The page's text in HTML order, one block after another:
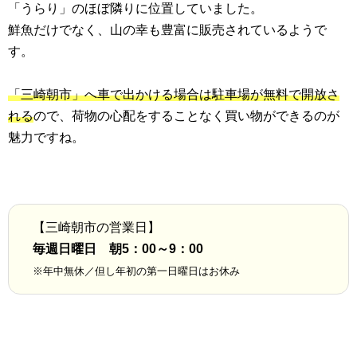
「うらり」のほぼ隣りに位置していました。
鮮魚だけでなく、山の幸も豊富に販売されているようで
す。
「三崎朝市」へ車で出かける場合は駐車場が無料で開放さ
れるので、荷物の心配をすることなく買い物ができるのが
魅力ですね。
【三崎朝市の営業日】
毎週日曜日 朝5：00～9：00
※年中無休／但し年初の第一日曜日はお休み